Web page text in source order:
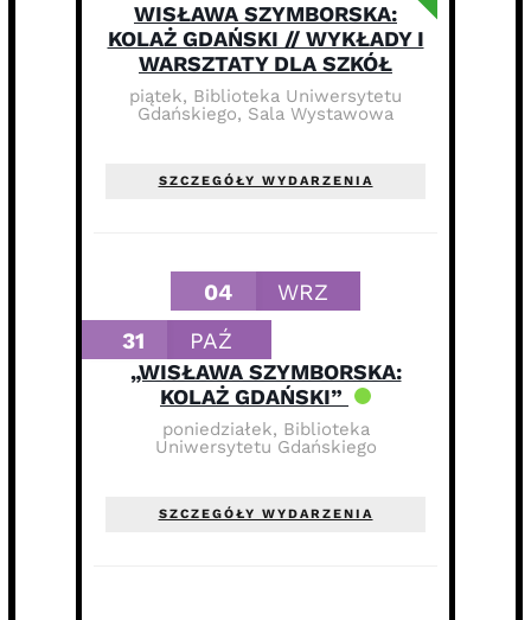
WISŁAWA SZYMBORSKA:
KOLAŻ GDAŃSKI // WYKŁADY I
WARSZTATY DLA SZKÓŁ
piątek, Biblioteka Uniwersytetu
Gdańskiego, Sala Wystawowa
SZCZEGÓŁY WYDARZENIA
04
WRZ
31
PAŹ
„WISŁAWA SZYMBORSKA:
KOLAŻ GDAŃSKI”
poniedziałek, Biblioteka
Uniwersytetu Gdańskiego
SZCZEGÓŁY WYDARZENIA